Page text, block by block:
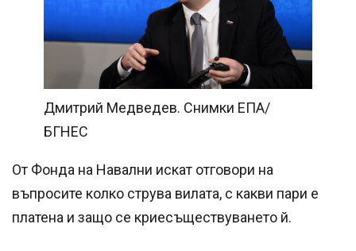
Дмитрий Медведев. Снимки ЕПА/
БГНЕС
От Фонда на Навални искат отговори на
въпросите колко струва вилата, с какви пари е
платена и защо се криесъществуването й.